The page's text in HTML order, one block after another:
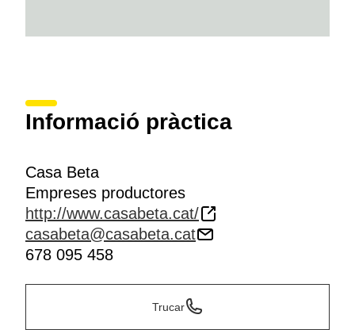
Informació pràctica
Casa Beta
Empreses productores
http://www.casabeta.cat/
casabeta@casabeta.cat
678 095 458
Trucar